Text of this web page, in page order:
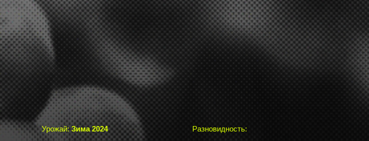
Урожай:Зима 2024 Разновидность: